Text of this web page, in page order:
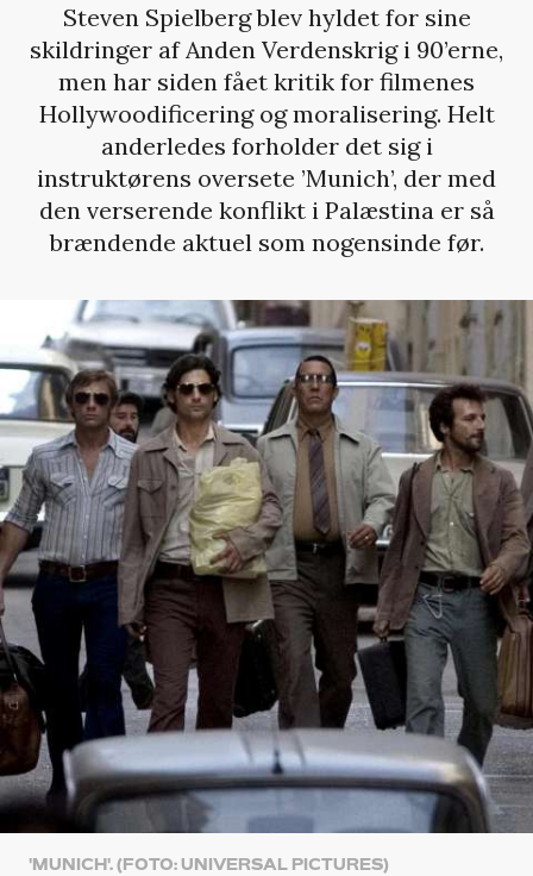
Steven Spielberg blev hyldet for sine
skildringer af Anden Verdenskrig i 90’erne,
men har siden fået kritik for filmenes
Hollywoodificering og moralisering. Helt
anderledes forholder det sig i
instruktørens oversete ’Munich’, der med
den verserende konflikt i Palæstina er så
brændende aktuel som nogensinde før.
'MUNICH'. (FOTO: UNIVERSAL PICTURES)